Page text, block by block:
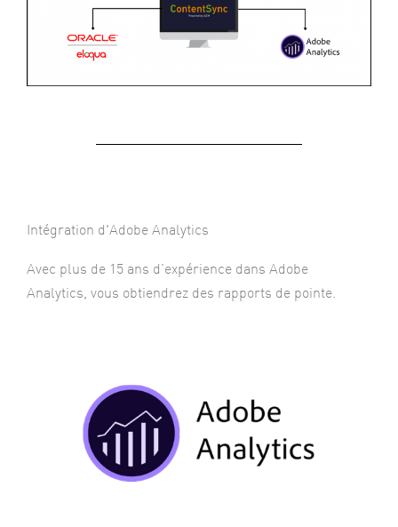
Intégration d'Adobe Analytics
Avec plus de 15 ans d’expérience dans Adobe
Analytics, vous obtiendrez des rapports de pointe.